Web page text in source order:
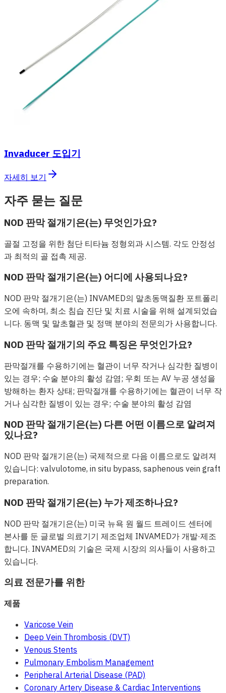
Invaducer 도입기
자세히 보기
자주 묻는 질문
NOD 판막 절개기은(는) 무엇인가요?
골절 고정을 위한 첨단 티타늄 정형외과 시스템. 각도 안정성
과 최적의 골 접촉 제공.
NOD 판막 절개기은(는) 어디에 사용되나요?
NOD 판막 절개기은(는) INVAMED의 말초동맥질환 포트폴리
오에 속하며, 최소 침습 진단 및 치료 시술을 위해 설계되었습
니다. 동맥 및 말초혈관 및 정맥 분야의 전문의가 사용합니다.
NOD 판막 절개기의 주요 특징은 무엇인가요?
판막절개를 수용하기에는 혈관이 너무 작거나 심각한 질병이
있는 경우; 수술 분야의 활성 감염; 우회 또는 AV 누공 생성을
방해하는 환자 상태; 판막절개를 수용하기에는 혈관이 너무 작
거나 심각한 질병이 있는 경우; 수술 분야의 활성 감염
NOD 판막 절개기은(는) 다른 어떤 이름으로 알려져
있나요?
NOD 판막 절개기은(는) 국제적으로 다음 이름으로도 알려져
있습니다: valvulotome, in situ bypass, saphenous vein graft
preparation.
NOD 판막 절개기은(는) 누가 제조하나요?
NOD 판막 절개기은(는) 미국 뉴욕 원 월드 트레이드 센터에
본사를 둔 글로벌 의료기기 제조업체 INVAMED가 개발·제조
합니다. INVAMED의 기술은 국제 시장의 의사들이 사용하고
있습니다.
의료 전문가를 위한
제품
Varicose Vein
Deep Vein Thrombosis (DVT)
Venous Stents
Pulmonary Embolism Management
Peripheral Arterial Disease (PAD)
Coronary Artery Disease & Cardiac Interventions